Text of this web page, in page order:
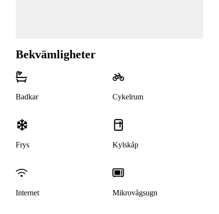
Bekvämligheter
Badkar Cykelrum
Frys Kylskåp
Internet Mikrovågsugn